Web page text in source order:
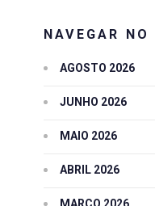
NAVEGAR
AGOSTO 2026
JUNHO 2026
MAIO 2026
ABRIL 2026